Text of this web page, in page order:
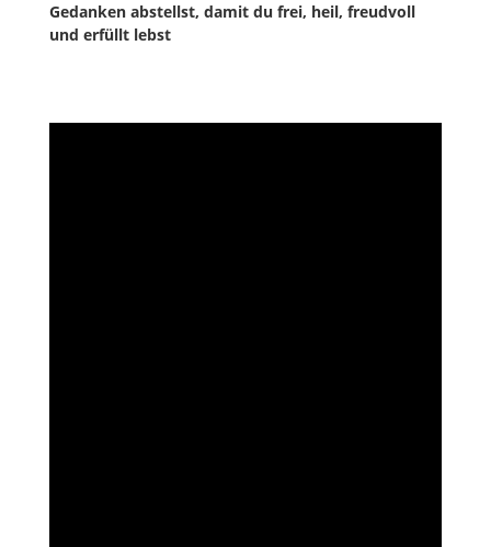
Gedanken abstellst, damit du frei, heil, freudvoll
und erfüllt lebst